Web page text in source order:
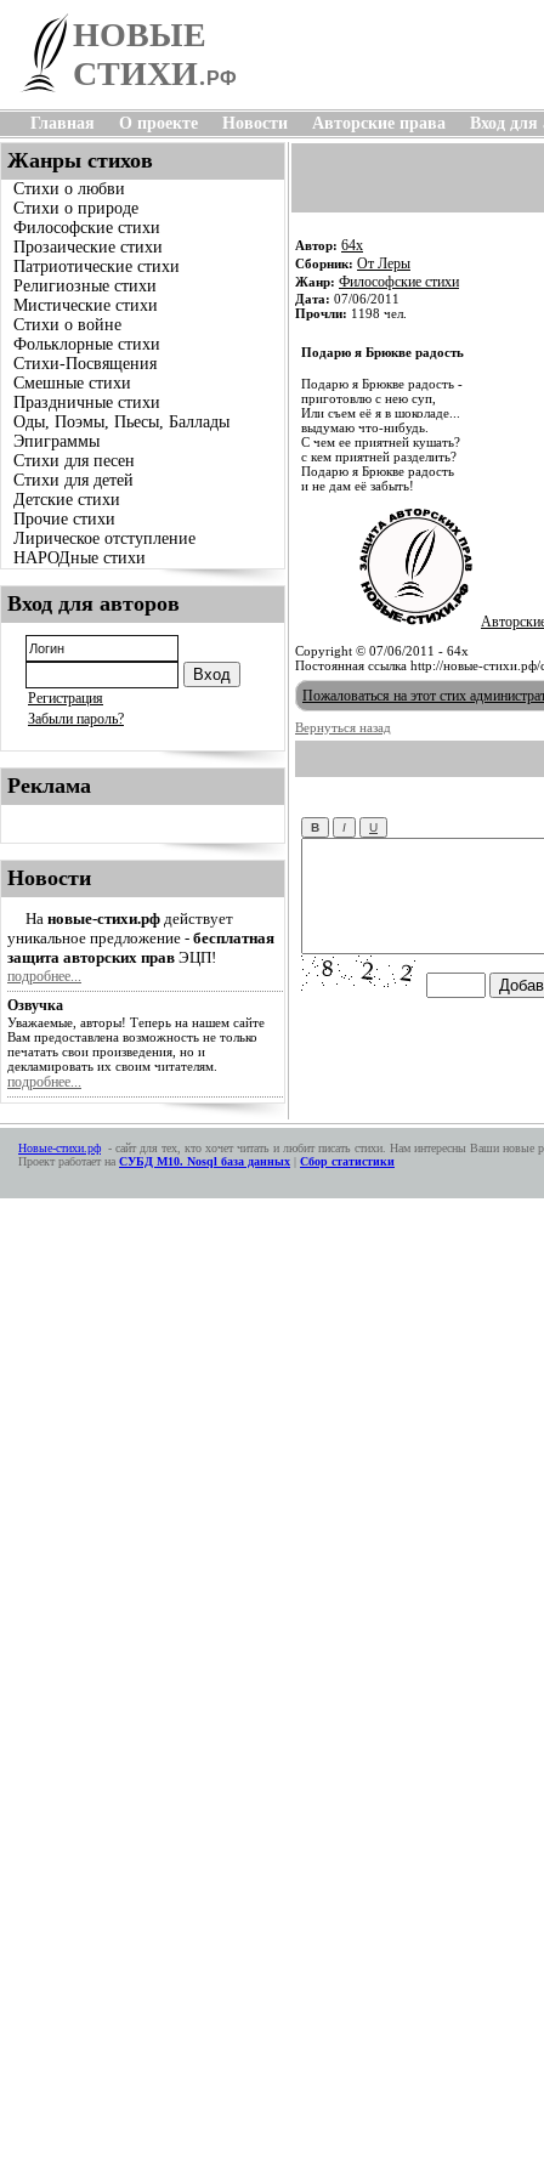
НОВЫЕ
СТИХИ. РФ
Главная О проекте Новости Авторские права Вход для
Жанры стихов
Стихи о любви
Стихи о природе
Философские стихи
Прозаические стихи
Патриотические стихи
Религиозные стихи
Мистические стихи
Стихи о войне
Фольклорные стихи
Стихи-Посвящения
Смешные стихи
Праздничные стихи
Оды, Поэмы, Пьесы, Баллады
Эпиграммы
Стихи для песен
Стихи для детей
Детские стихи
Прочие стихи
Лирическое отступление
НАРОДные стихи
Вход для авторов
Регистрация
Забыли пароль?
Реклама
Новости
На новые-стихи.рф действует
уникальное предложение - бесплатная
защита авторских прав ЭЦП!
подробнее...
Озвучка
Уважаемые, авторы! Теперь на нашем сайте
Вам предоставлена возможность не только
печатать свои произведения, но и
декламировать их своим читателям.
подробнее...
Автор: 64x
Сборник: От Леры
Жанр: Философские стихи
Дата: 07/06/2011
Прочли: 1198 чел.
Подарю я Брюкве радость
Подарю я Брюкве радость -
приготовлю с нею суп,
Или съем её я в шоколаде...
выдумаю что-нибудь.
С чем ее приятней кушать?
с кем приятней разделить?
Подарю я Брюкве радость
и не дам её забыть!
Copyright © 07/06/2011 - 64x
Постоянная ссылка http://новые-стихи.рф/
Пожаловаться на этот стих
Вернуться назад
Новые-стихи.рф - сайт для тех, кто хочет читать и любит писать стихи. Нам интересны Ваши новые
Проект работает на СУБД М10. Nosql база данных | Сбор статистики